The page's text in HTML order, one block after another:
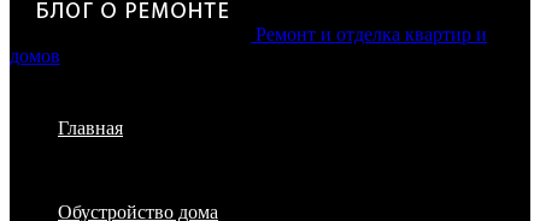
Ремонт и отделка квартир и
домов
Главная
Обустройство дома